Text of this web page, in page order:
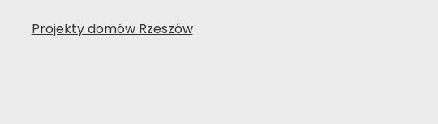
Projekty domów Rzeszów